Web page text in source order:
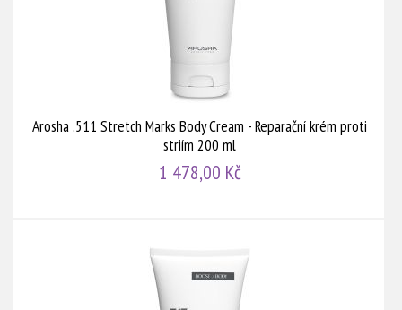
Arosha .511 Stretch Marks Body Cream - Reparační krém proti
striím 200 ml
1 478,00 Kč